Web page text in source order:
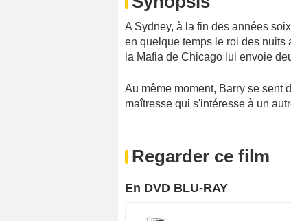
A Sydney, à la fin des années
en quelque temps le roi des
la Mafia de Chicago lui envoie
Au même moment, Barry se sent
maîtresse qui s'intéresse à un
Regarder ce film
En DVD BLU-RAY